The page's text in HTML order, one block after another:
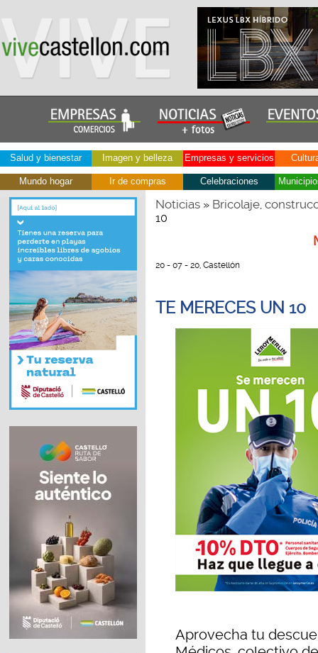
Salud y bienestar Imagen y belleza Empresas y servicios
Mundo hogar Ir de compras Celebraciones
Noticias» Bricolaje,
10
20 - 07 - 20, Castellón
TE MERECES UN 10
Aprovecha tu